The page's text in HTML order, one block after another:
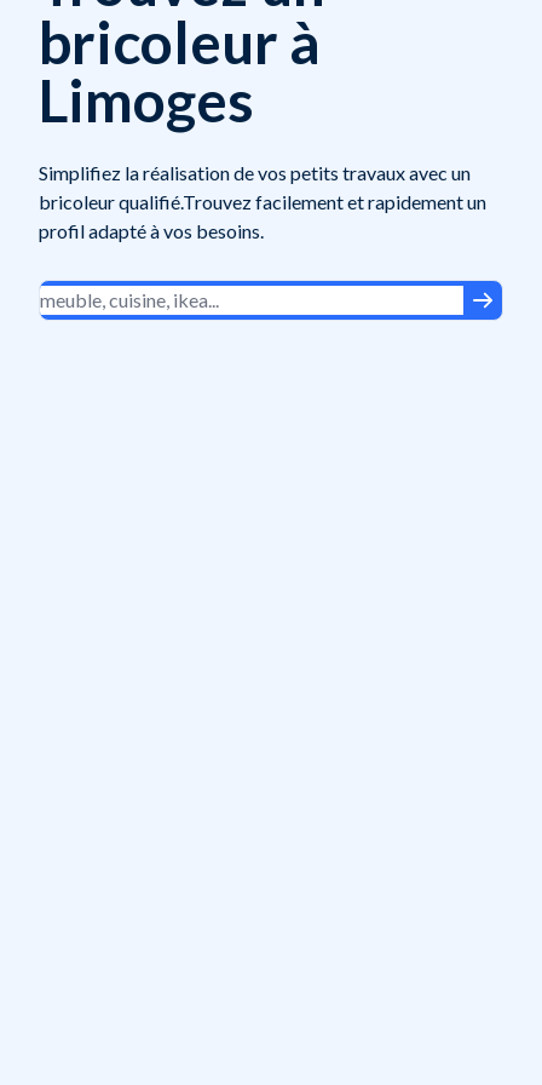
bricoleur à
Limoges
Simplifiez la réalisation de vos petits travaux avec un
bricoleur qualifié.Trouvez facilement et rapidement un
profil adapté à vos besoins.